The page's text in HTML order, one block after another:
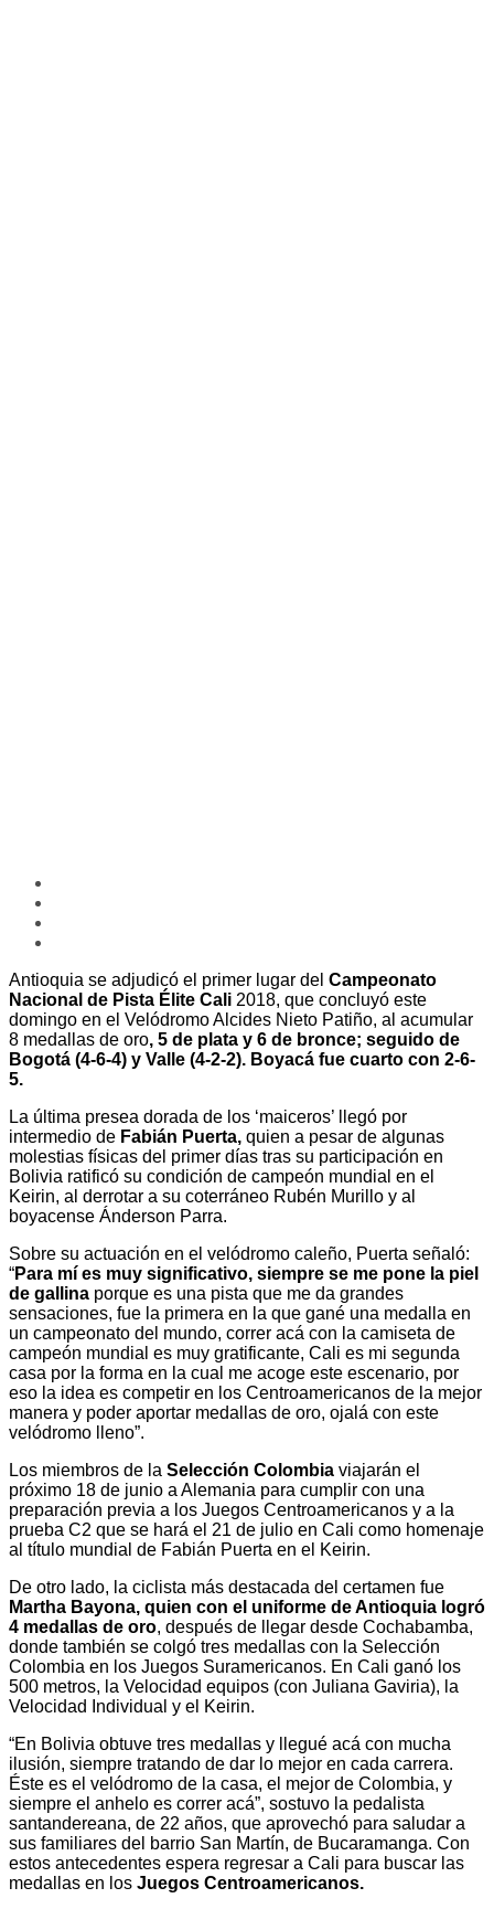
Antioquia se adjudicó el primer lugar del Campeonato
Nacional de Pista Élite Cali 2018, que concluyó este
domingo en el Velódromo Alcides Nieto Patiño, al acumular
8 medallas de oro, 5 de plata y 6 de bronce; seguido de
Bogotá (4-6-4) y Valle (4-2-2). Boyacá fue cuarto con 2-6-
5.
La última presea dorada de los ‘maiceros’ llegó por
intermedio de Fabián Puerta, quien a pesar de algunas
molestias físicas del primer días tras su participación en
Bolivia ratificó su condición de campeón mundial en el
Keirin, al derrotar a su coterráneo Rubén Murillo y al
boyacense Ánderson Parra.
Sobre su actuación en el velódromo caleño, Puerta señaló:
“Para mí es muy significativo, siempre se me pone la piel
de gallina porque es una pista que me da grandes
sensaciones, fue la primera en la que gané una medalla en
un campeonato del mundo, correr acá con la camiseta de
campeón mundial es muy gratificante, Cali es mi segunda
casa por la forma en la cual me acoge este escenario, por
eso la idea es competir en los Centroamericanos de la mejor
manera y poder aportar medallas de oro, ojalá con este
velódromo lleno”.
Los miembros de la Selección Colombia viajarán el
próximo 18 de junio a Alemania para cumplir con una
preparación previa a los Juegos Centroamericanos y a la
prueba C2 que se hará el 21 de julio en Cali como homenaje
al título mundial de Fabián Puerta en el Keirin.
De otro lado, la ciclista más destacada del certamen fue
Martha Bayona, quien con el uniforme de Antioquia logró
4 medallas de oro, después de llegar desde Cochabamba,
donde también se colgó tres medallas con la Selección
Colombia en los Juegos Suramericanos. En Cali ganó los
500 metros, la Velocidad equipos (con Juliana Gaviria), la
Velocidad Individual y el Keirin.
“En Bolivia obtuve tres medallas y llegué acá con mucha
ilusión, siempre tratando de dar lo mejor en cada carrera.
Éste es el velódromo de la casa, el mejor de Colombia, y
siempre el anhelo es correr acá”, sostuvo la pedalista
santandereana, de 22 años, que aprovechó para saludar a
sus familiares del barrio San Martín, de Bucaramanga. Con
estos antecedentes espera regresar a Cali para buscar las
medallas en los Juegos Centroamericanos.